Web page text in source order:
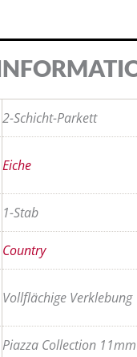
2-Schicht-Parkett
Eiche
1-Stab
Country
Vollflächige Verklebung
Piazza Collection 11mm